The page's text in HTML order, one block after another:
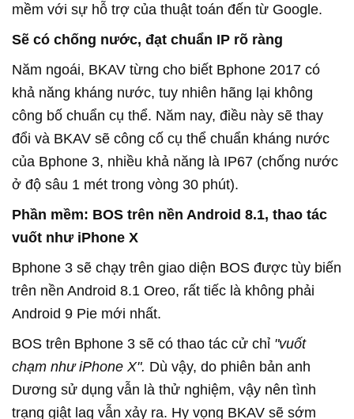
mềm với sự hỗ trợ của thuật toán đến từ Google.
Sẽ có chống nước, đạt chuẩn IP rõ ràng
Năm ngoái, BKAV từng cho biết Bphone 2017 có
khả năng kháng nước, tuy nhiên hãng lại không
công bố chuẩn cụ thể. Năm nay, điều này sẽ thay
đổi và BKAV sẽ công cố cụ thể chuẩn kháng nước
của Bphone 3, nhiều khả năng là IP67 (chống nước
ở độ sâu 1 mét trong vòng 30 phút).
Phần mềm: BOS trên nền Android 8.1, thao tác
vuốt như iPhone X
Bphone 3 sẽ chạy trên giao diện BOS được tùy biến
trên nền Android 8.1 Oreo, rất tiếc là không phải
Android 9 Pie mới nhất.
BOS trên Bphone 3 sẽ có thao tác cử chỉ "vuốt
chạm như iPhone X". Dù vậy, do phiên bản anh
Dương sử dụng vẫn là thử nghiệm, vậy nên tình
trạng giật lag vẫn xảy ra. Hy vọng BKAV sẽ sớm